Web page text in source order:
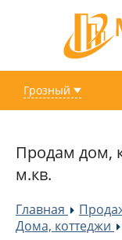
Грозный
Продам дом,
м.кв.
Главная »
Дома, коттеджи